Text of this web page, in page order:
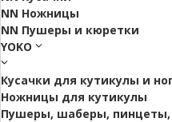
NN Ножницы
NN Пушеры и кюретки
YOKO
Кусачки для кутикулы и
Ножницы для кутикулы
Пушеры, шаберы, пинцеты,